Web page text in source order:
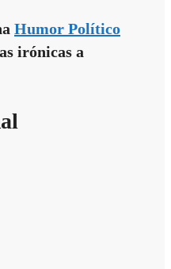
Humor Político
irónicas a